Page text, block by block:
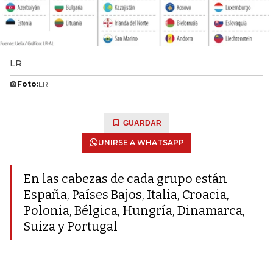
LR
Foto:LR
GUARDAR
UNIRSE A WHATSAPP
En las cabezas de cada grupo están
España, Países Bajos, Italia, Croacia,
Polonia, Bélgica, Hungría, Dinamarca,
Suiza y Portugal